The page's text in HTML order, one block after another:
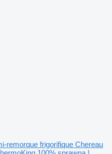
remorque frigorifique Chereau